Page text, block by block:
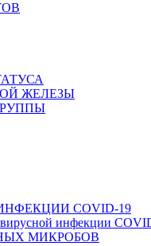
ЖЕЛЕЗЫ
COVID-19
инфекции
МИКРОБОВ